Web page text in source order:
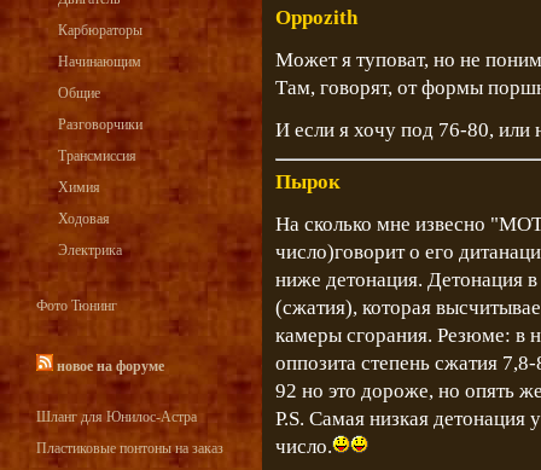
Карбюраторы
Начинающим
Общие
Разговорчики
Трансмиссия
Химия
Ходовая
Электрика
Фото Тюнинг
новое на форуме
Шланг для Юнилос-Астра
Пластиковые понтоны на заказ
Oppozith
Может я туповат, но не
Там, говорят, от формы
И если я хочу под 76-80, или
Пырок
На сколько мне извесно
число)говорит о его
ниже детонация. Детонация
(сжатия), которая
камеры сгорания. Резюме: в
оппозита степень сжатия
92 но это дороже, но опять
P.S. Самая низкая детонация
число.